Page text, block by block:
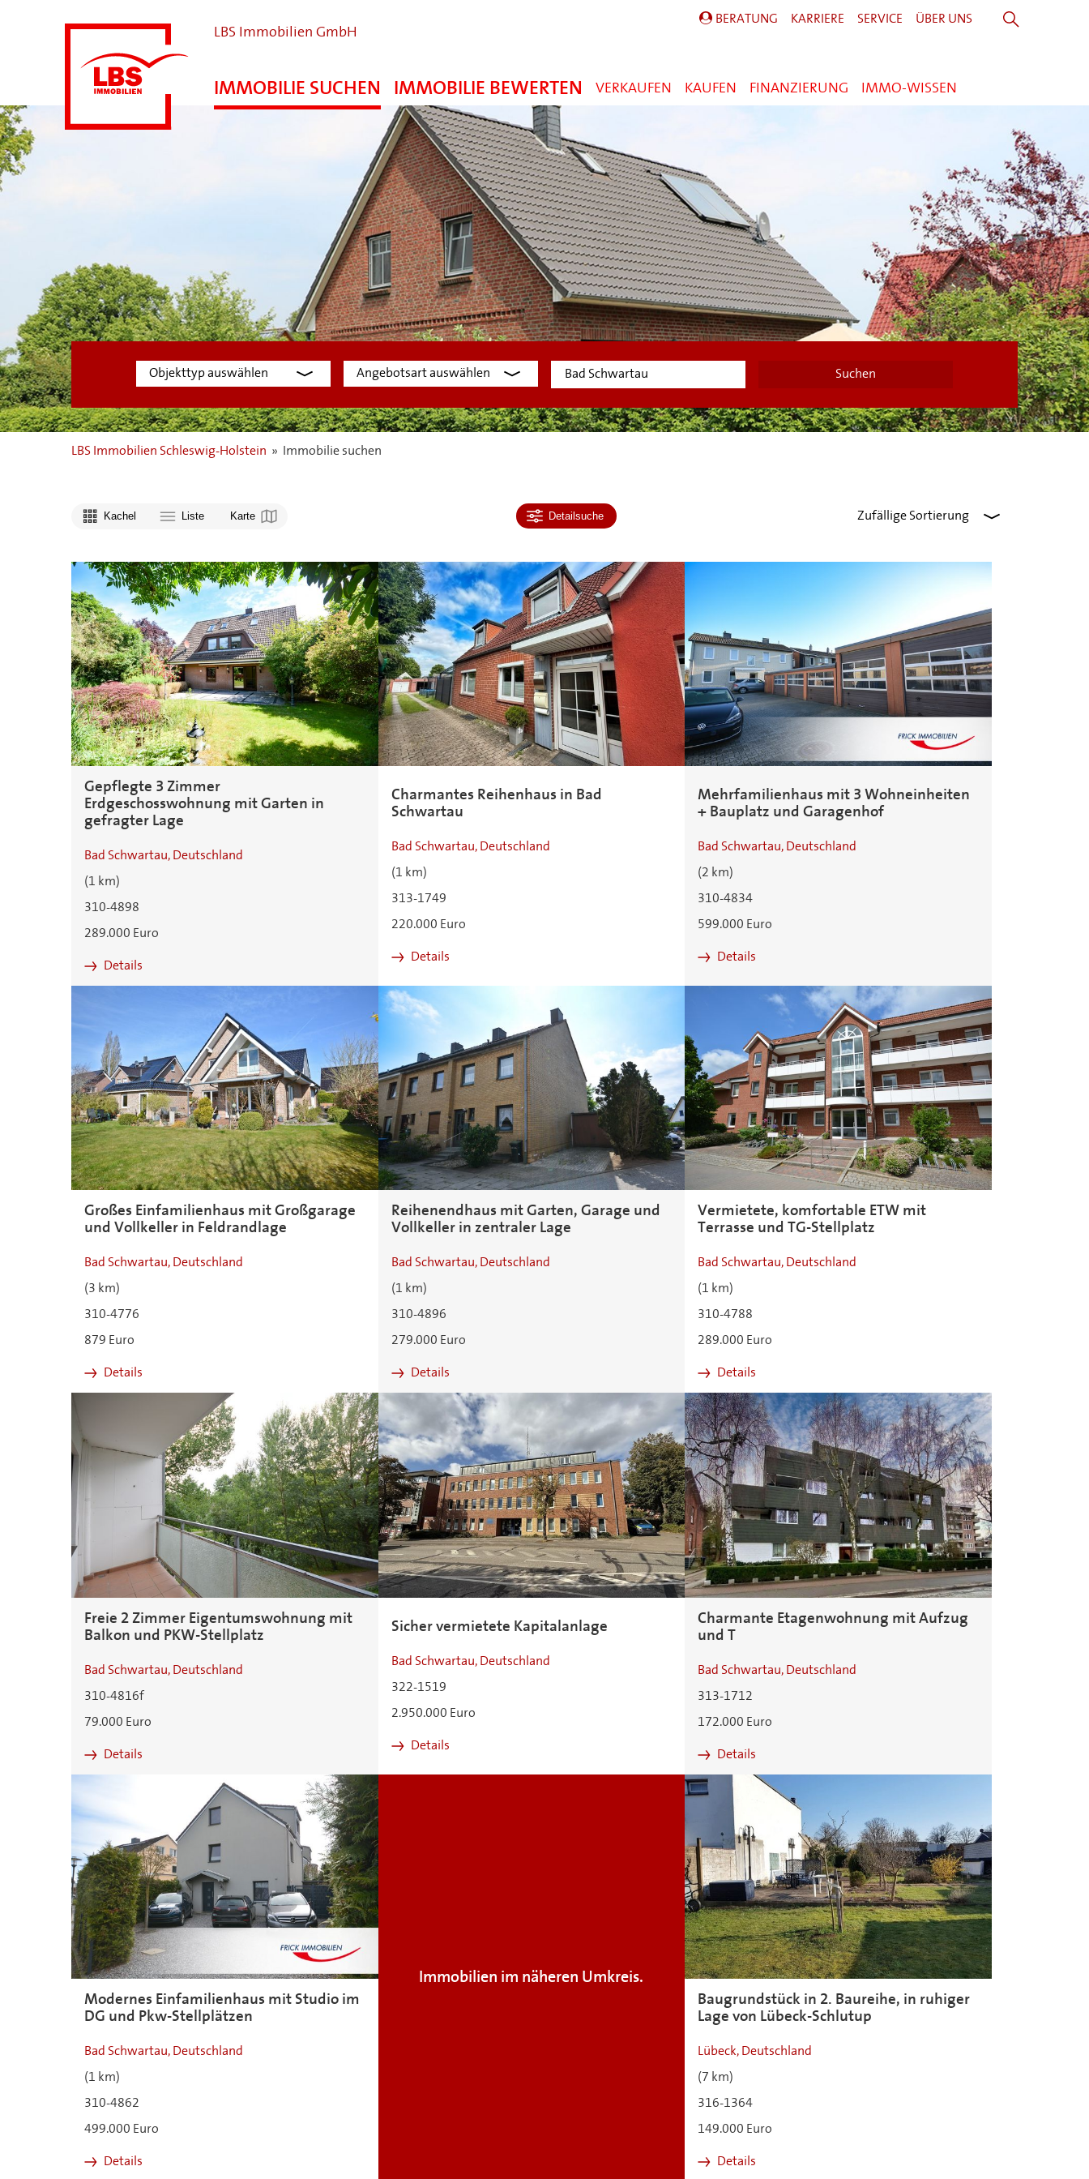
LBS Immobilien GmbH
IMMOBILIE SUCHEN IMMOBILIE BEWERTEN VERKAUFEN KAUFEN FINANZIERUNG IMMO-WISSEN
BERATUNG KARRIERE SERVICE ÜBER UNS
LBS Immobilien Schleswig-Holstein » Immobilie suchen
Kachel Liste Karte Detailsuche
Gepflegte 3 Zimmer
Erdgeschosswohnung mit Garten in
gefragter Lage
Bad Schwartau, Deutschland
(1 km)
310-4898
289.000 Euro
Details
Charmantes Reihenhaus in Bad
Schwartau
Bad Schwartau, Deutschland
(1 km)
313-1749
220.000 Euro
Details
Mehrfamilienhaus mit 3 Wohneinheiten
+ Bauplatz und Garagenhof
Bad Schwartau, Deutschland
(2 km)
310-4834
599.000 Euro
Details
Großes Einfamilienhaus mit Großgarage
und Vollkeller in Feldrandlage
Bad Schwartau, Deutschland
(3 km)
310-4776
879 Euro
Details
Reihenendhaus mit Garten, Garage und
Vollkeller in zentraler Lage
Bad Schwartau, Deutschland
(1 km)
310-4896
279.000 Euro
Details
Vermietete, komfortable ETW mit
Terrasse und TG-Stellplatz
Bad Schwartau, Deutschland
(1 km)
310-4788
289.000 Euro
Details
Freie 2 Zimmer Eigentumswohnung mit
Balkon und PKW-Stellplatz
Bad Schwartau, Deutschland
310-4816f
79.000 Euro
Details
Sicher vermietete Kapitalanlage
Bad Schwartau, Deutschland
322-1519
2.950.000 Euro
Details
Charmante Etagenwohnung mit Aufzug
und T
Bad Schwartau, Deutschland
313-1712
172.000 Euro
Details
Modernes Einfamilienhaus mit Studio im
DG und Pkw-Stellplätzen
Bad Schwartau, Deutschland
(1 km)
310-4862
499.000 Euro
Details
Immobilien im näheren Umkreis.
Baugrundstück in 2. Baureihe, in ruhiger
Lage von Lübeck-Schlutup
Lübeck, Deutschland
(7 km)
316-1364
149.000 Euro
Details